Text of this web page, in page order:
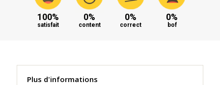
100%
satisfait
0%
content
0%
correct
0%
bof
Plus d'informations